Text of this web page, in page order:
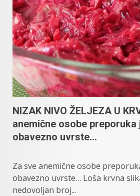
NIZAK NIVO ŽELJEZA U
anemične osobe preporuka
obavezno uvrste…
Za sve anemične osobe
obavezno uvrste… Loša krvna
nedovoljan broj...